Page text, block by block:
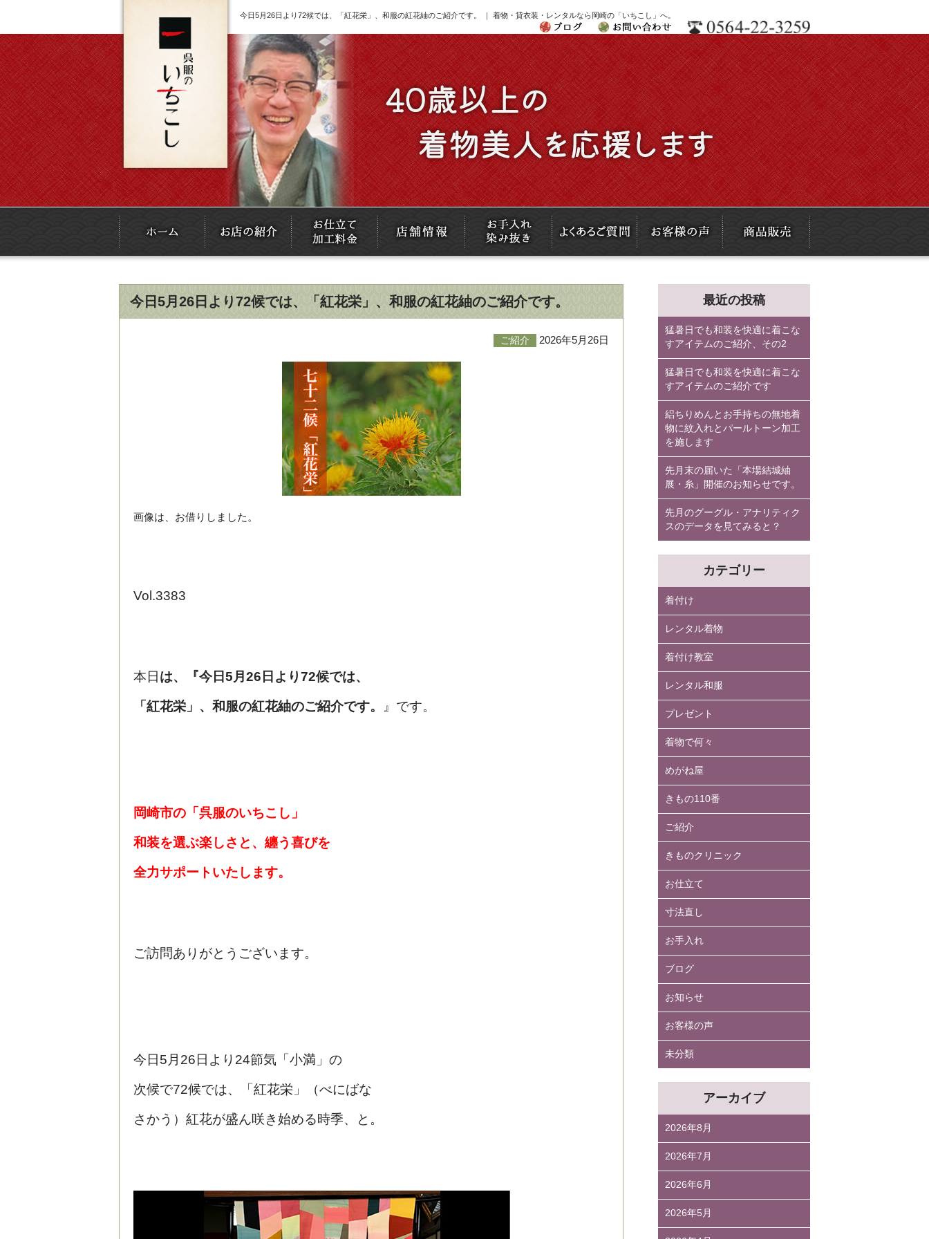
今日5月26日より72候では、「紅花栄」、和服の紅花紬のご紹介です。 ｜ 着物・貸衣装・レンタルなら岡崎の「いちこし」へ。
今日5月26日より72候では、「紅花栄」、和服の紅花紬のご紹介です。
ご紹介 2026年5月26日
画像は、お借りしました。
Vol.3383
本日 は、『今日5月26日より72候では、
「紅花栄」、和服の紅花紬のご紹介です。 』です。
岡崎市の「呉服のいちこし」
和装を選ぶ楽しさと、纏う喜びを
全力サポートいたします。
ご訪問ありがとうございます。
今日5月26日より24節気「小満」の
次候で72候では、「紅花栄」（べにばな
さかう）紅花が盛ん咲き始める時季、と。
最近の投稿
猛暑日でも和装を快適に着こな
すアイテムのご紹介、その2
猛暑日でも和装を快適に着こな
すアイテムのご紹介です
絽ちりめんとお手持ちの無地着
物に紋入れとパールトーン加工
を施します
先月末の届いた「本場結城紬
展・糸」開催のお知らせです。
先月のグーグル・アナリティク
スのデータを見てみると？
カテゴリー
着付け
レンタル着物
着付け教室
レンタル和服
プレゼント
着物で何々
めがね屋
きもの110番
ご紹介
きものクリニック
お仕立て
寸法直し
お手入れ
ブログ
お知らせ
お客様の声
未分類
アーカイブ
2026年8月
2026年7月
2026年6月
2026年5月